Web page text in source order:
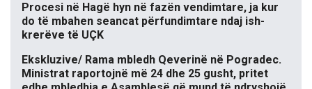
Procesi në Hagë hyn në fazën vendimtare, ja kur
do të mbahen seancat përfundimtare ndaj ish-
krerëve të UÇK
Ekskluzive/ Rama mbledh Qeverinë në Pogradec.
Ministrat raportojnë më 24 dhe 25 gusht, pritet